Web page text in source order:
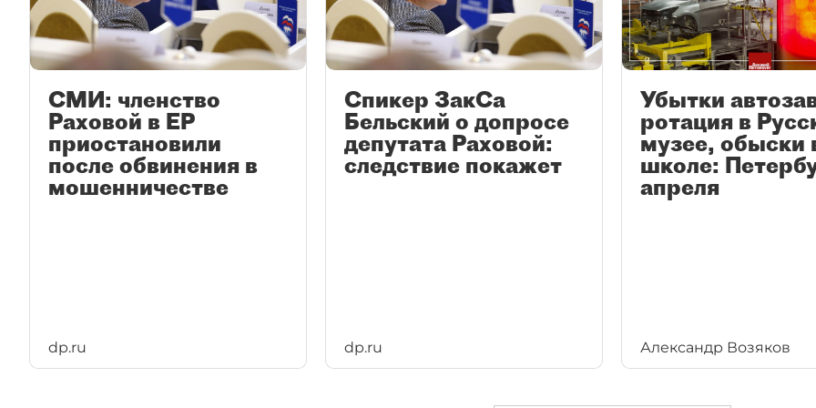
СМИ: членство
Раховой в ЕР
приостановили
после обвинения в
мошенничестве
dp.ru
Спикер ЗакСа
Бельский о допросе
депутата Раховой:
следствие покажет
dp.ru
Убытки
ротация в
музее, обыски
школе:
апреля
Александр Возяков